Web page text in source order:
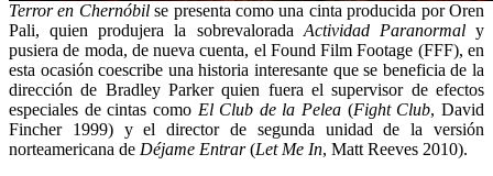
Terror en Chernóbilse presenta como una cinta producida por Oren
Pali, quien produjera la sobrevalorada Actividad Paranormaly
pusiera de moda, de nueva cuenta, el Found Film Footage (FFF), en
esta ocasión coescribe una historia interesante que se beneficia de la
dirección de Bradley Parker quien fuera el supervisor de efectos
especiales de cintas como El Club de la Pelea (Fight Club, David
Fincher 1999) y el director de segunda unidad de la versión
norteamericana de Déjame Entrar(Let Me In, Matt Reeves 2010).